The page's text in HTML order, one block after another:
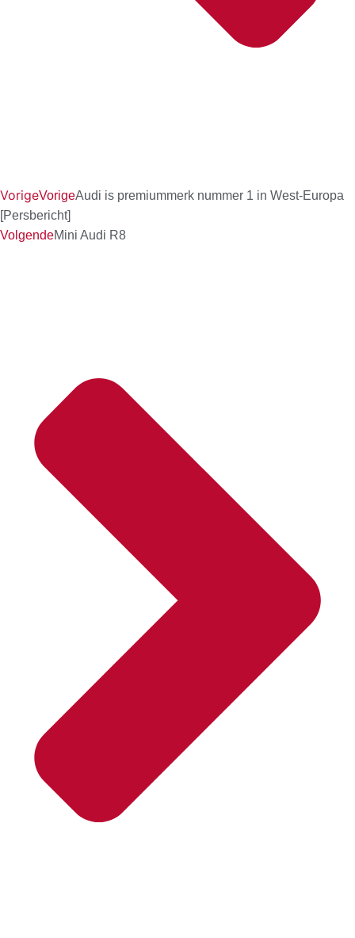
VorigeVorigeAudi is premiummerk nummer 1 in West-Europa
[Persbericht]
VolgendeMini Audi R8